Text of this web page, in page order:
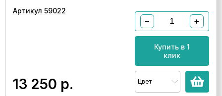
Артикул 59022
13 250 р.
− +
Купить в 1
клик
Цвет